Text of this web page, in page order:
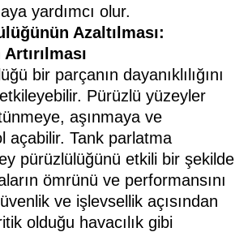
yardımcı olur.
Azaltılması:
Artırılması
bir parçanın dayanıklılığını
Pürüzlü yüzeyler
aşınmaya ve
açabilir. Tank parlatma
pürüzlülüğünü etkili bir şekilde
ömrünü ve performansını
ve işlevsellik açısından
olduğu havacılık gibi